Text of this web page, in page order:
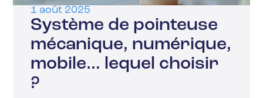
1 août 2025
Système de pointeuse
mécanique, numérique,
mobile… lequel choisir
?